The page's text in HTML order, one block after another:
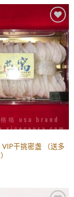
Add to
Wishlist
干挑密盏 （送多